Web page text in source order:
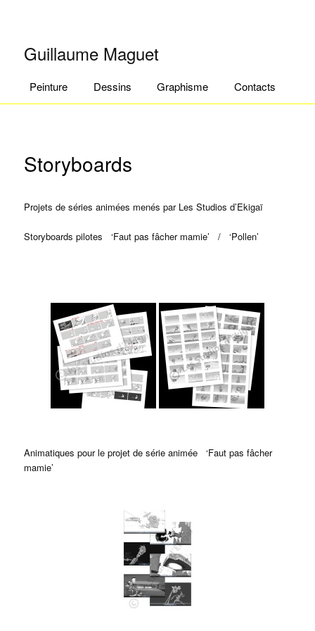
Guillaume Maguet
Aller au contenu principal
Aller au contenu secondaire
Peinture Dessins Graphisme Contacts
Storyboards
Projets de séries animées menés par Les Studios d’Ekigaï
Storyboards pilotes ‘Faut pas fâcher mamie’ / ‘Pollen’
Animatiques pour le projet de série animée ‘Faut pas fâcher
mamie’